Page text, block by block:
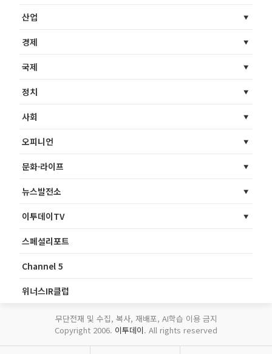
산업
경제
국제
정치
사회
오피니언
문화·라이프
뉴스발전소
이투데이TV
스페셜리포트
Channel 5
위너스IR클럽
무단전재 및 수집, 복사, 재배포, AI학습 이용 금지
Copyright 2006. 이투데이. All rights reserved